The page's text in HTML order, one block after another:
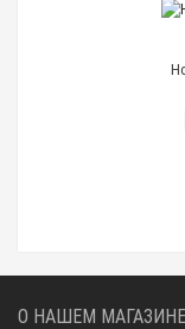
О НАШЕМ МАГАЗИНЕ